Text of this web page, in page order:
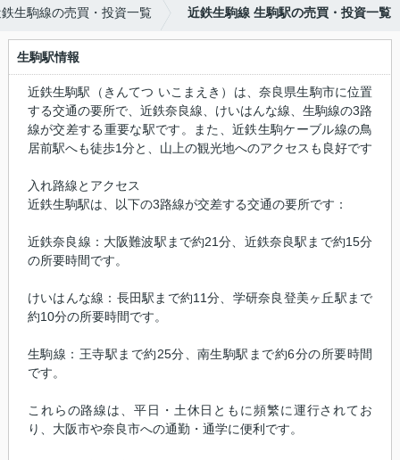
生駒線の売買・投資一覧 近鉄生駒線 生駒駅の売買・投資一覧
生駒駅情報
近鉄生駒駅（きんてつ いこまえき）は、奈良県生駒市に位置
する交通の要所で、近鉄奈良線、けいはんな線、生駒線の3路
線が交差する重要な駅です。また、近鉄生駒ケーブル線の鳥
居前駅へも徒歩1分と、山上の観光地へのアクセスも良好です
入れ路線とアクセス
近鉄生駒駅は、以下の3路線が交差する交通の要所です：
近鉄奈良線：大阪難波駅まで約21分、近鉄奈良駅まで約15分
の所要時間です。
けいはんな線：長田駅まで約11分、学研奈良登美ヶ丘駅まで
約10分の所要時間です。
生駒線：王寺駅まで約25分、南生駒駅まで約6分の所要時間
です。
これらの路線は、平日・土休日ともに頻繁に運行されてお
り、大阪市や奈良市への通勤・通学に便利です。